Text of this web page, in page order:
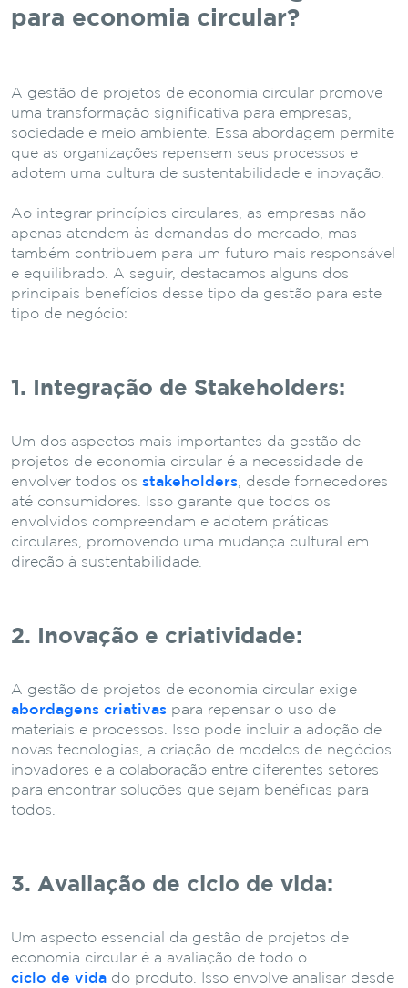
para economia circular?
A gestão de projetos de economia circular promove
uma transformação significativa para empresas,
sociedade e meio ambiente. Essa abordagem permite
que as organizações repensem seus processos e
adotem uma cultura de sustentabilidade e inovação.
Ao integrar princípios circulares, as empresas não
apenas atendem às demandas do mercado, mas
também contribuem para um futuro mais responsável
e equilibrado. A seguir, destacamos alguns dos
principais benefícios desse tipo da gestão para este
tipo de negócio:
1. Integração de Stakeholders:
Um dos aspectos mais importantes da gestão de
projetos de economia circular é a necessidade de
envolver todos os stakeholders , desde fornecedores
até consumidores. Isso garante que todos os
envolvidos compreendam e adotem práticas
circulares, promovendo uma mudança cultural em
direção à sustentabilidade.
2. Inovação e criatividade:
A gestão de projetos de economia circular exige
abordagens criativas para repensar o uso de
materiais e processos. Isso pode incluir a adoção de
novas tecnologias, a criação de modelos de negócios
inovadores e a colaboração entre diferentes setores
para encontrar soluções que sejam benéficas para
todos.
3. Avaliação de ciclo de vida:
Um aspecto essencial da gestão de projetos de
economia circular é a avaliação de todo o
ciclo de vida do produto. Isso envolve analisar desde